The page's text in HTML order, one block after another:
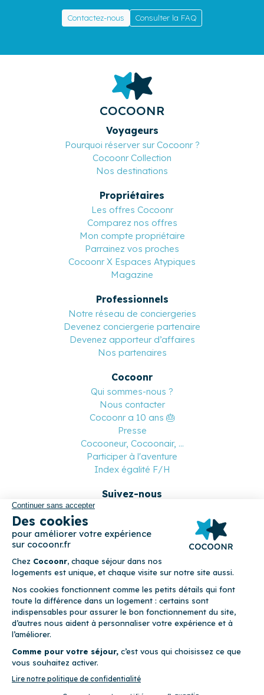
Contactez-nous Consulter la FAQ
COCOONR
Voyageurs
Pourquoi réserver sur Cocoonr ?
Cocoonr Collection
Nos destinations
Propriétaires
Les offres Cocoonr
Comparez nos offres
Mon compte propriétaire
Parrainez vos proches
Cocoonr X Espaces Atypiques
Magazine
Professionnels
Notre réseau de conciergeries
Devenez conciergerie partenaire
Devenez apporteur d’affaires
Nos partenaires
Cocoonr
Qui sommes-nous ?
Nous contacter
Cocoonr a 10 ans 🎂
Presse
Cocooneur, Cocoonair, ...
Participer à l'aventure
Index égalité F/H
Suivez-nous
location–CGU – Politique de confidentialité–Politique de
Cocoonr est conçu et développé à Rennes 🇫🇷